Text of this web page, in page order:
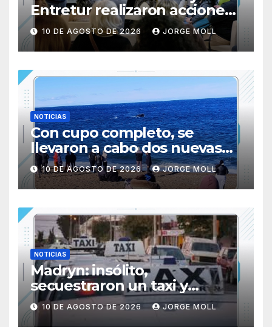
Entretur realizaron acciones
de promoción turística en
Buenos Aires
10 DE AGOSTO DE 2026 JORGE MOLL
NOTICIAS
Con cupo completo, se
llevaron a cabo dos nuevas
salidas al ANP El Doradillo
10 DE AGOSTO DE 2026 JORGE MOLL
NOTICIAS
Madryn: insólito,
secuestraron un taxi y
alguien se lo llevó usando
copias de las llaves
10 DE AGOSTO DE 2026 JORGE MOLL